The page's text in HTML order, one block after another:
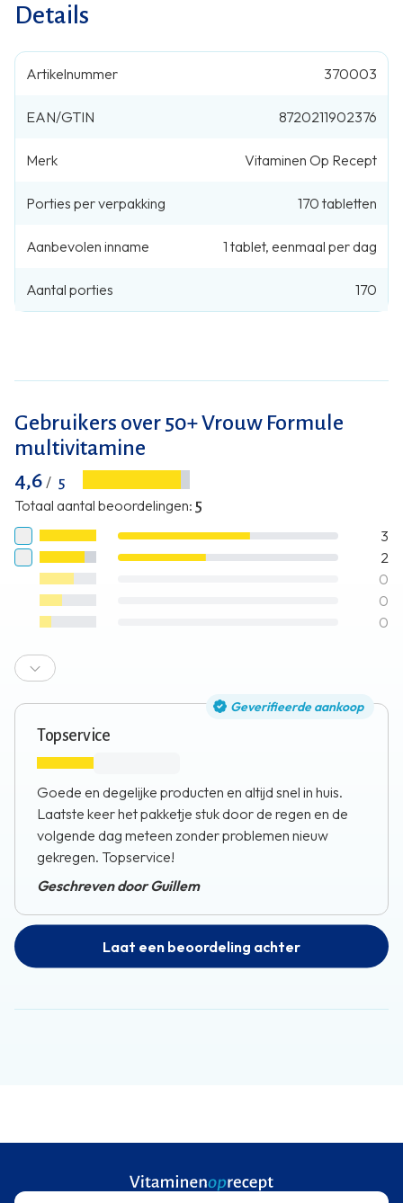
Details
Artikelnummer 370003
EAN/GTIN 8720211902376
Merk Vitaminen Op Recept
Porties per verpakking 170 tabletten
Aanbevolen inname 1 tablet, eenmaal per dag
Aantal porties 170
Gebruikers over 50+ Vrouw Formule
multivitamine
4,6 / 5
Totaal aantal beoordelingen: 5
3
2
0
0
0
Geverifieerde aankoop
Topservice
Goede en degelijke producten en altijd snel in huis.
Laatste keer het pakketje stuk door de regen en de
volgende dag meteen zonder problemen nieuw
gekregen. Topservice!
Geschreven door Guillem
Laat een beoordeling achter